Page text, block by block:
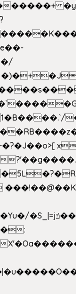
�����+
: